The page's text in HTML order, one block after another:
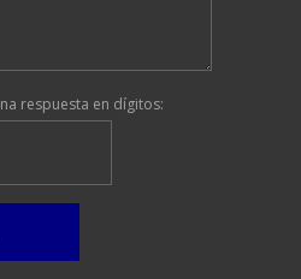
respuesta en dígitos: